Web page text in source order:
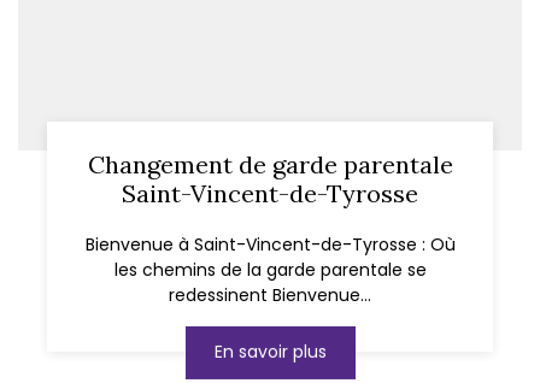
Changement de garde parentale
Saint-Vincent-de-Tyrosse
Bienvenue à Saint-Vincent-de-Tyrosse : Où
les chemins de la garde parentale se
redessinent Bienvenue...
En savoir plus